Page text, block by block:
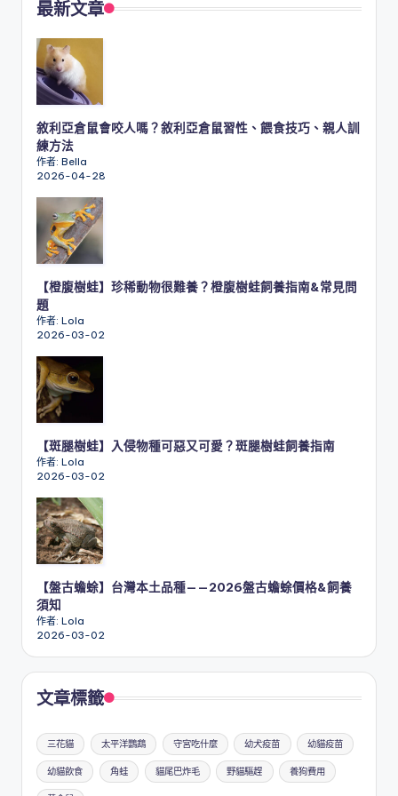
最新文章
敘利亞倉鼠會咬人嗎？敘利亞倉鼠習性、餵食技巧、親人訓
練方法
作者: Bella
2026-04-28
【橙腹樹蛙】珍稀動物很難養？橙腹樹蛙飼養指南&常見問
題
作者: Lola
2026-03-02
【斑腿樹蛙】入侵物種可惡又可愛？斑腿樹蛙飼養指南
作者: Lola
2026-03-02
【盤古蟾蜍】台灣本土品種——2026盤古蟾蜍價格&飼養
須知
作者: Lola
2026-03-02
文章標籤
三花貓 太平洋鸚鵡 守宮吃什麼 幼犬疫苗 幼貓疫苗
幼貓飲食 角蛙 貓尾巴炸毛 野貓驅趕 養狗費用